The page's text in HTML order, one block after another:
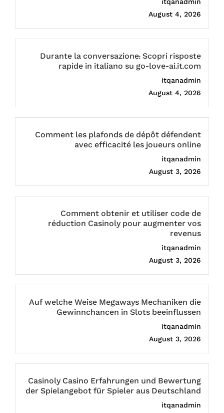
itqanadmin
August 4, 2026
Durante la conversazione: Scopri risposte
rapide in italiano su go-love-ai.it.com
itqanadmin
August 4, 2026
Comment les plafonds de dépôt défendent
avec efficacité les joueurs online
itqanadmin
August 3, 2026
Comment obtenir et utiliser code de
réduction Casinoly pour augmenter vos
revenus
itqanadmin
August 3, 2026
Auf welche Weise Megaways Mechaniken die
Gewinnchancen in Slots beeinflussen
itqanadmin
August 3, 2026
Casinoly Casino Erfahrungen und Bewertung
der Spielangebot für Spieler aus Deutschland
itqanadmin